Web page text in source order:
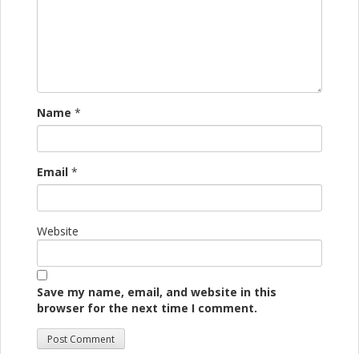
Name *
Email *
Website
Save my name, email, and website in this
browser for the next time I comment.